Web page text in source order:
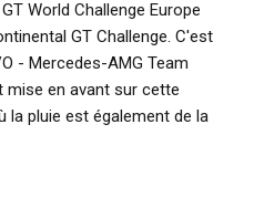
World Challenge Europe
GT Challenge. C'est
- Mercedes-AMG Team
mise en avant sur cette
la pluie est également de la